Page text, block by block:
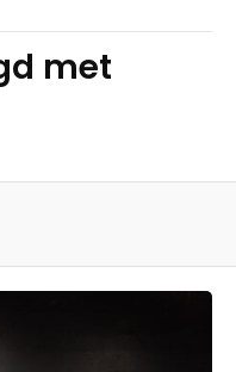
met